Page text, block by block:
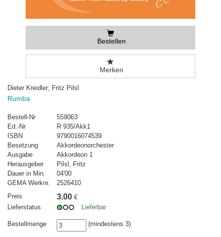
Bestellen
Merken
Dieter Kreidler; Fritz Pilsl
Rumba
Bestell-Nr
559063
Ed.-Nr
R 935/Akk1
ISBN
9790016074539
Besetzung
Akkordeonorchester
Ausgabe
Akkordeon 1
Herausgeber
Pilsl, Fritz
Dauer in Min.
04'00
GEMA Werknr.
2526410
Preis
3,00 €
Lieferstatus
Lieferbar
Bestellmenge (mindestens 3)